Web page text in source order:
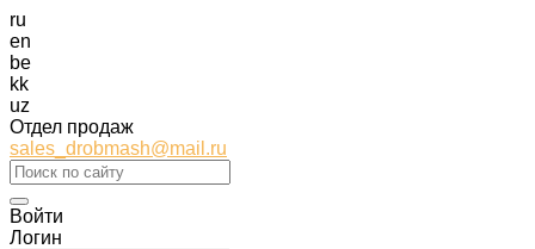
ru
en
be
kk
uz
Отдел продаж
sales_drobmash@mail.ru
Войти
Логин